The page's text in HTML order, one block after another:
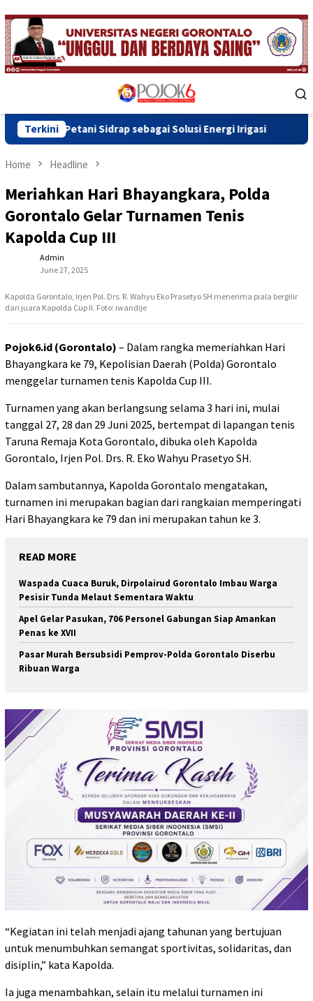
Skip
to
content
Menu
Terkini
Sidrap sebagai Solusi Energi Irigasi Wawali Indra
Home Headline
Meriahkan Hari Bhayangkara, Polda
Gorontalo Gelar Turnamen Tenis
Kapolda Cup III
Admin
June 27, 2025
Kapolda Gorontalo, Irjen Pol. Drs. R. Wahyu Eko Prasetyo SH menerima piala bergilir
dari juara Kapolda Cup II. Foto: iwandije
Pojok6.id (Gorontalo) – Dalam rangka memeriahkan Hari
Bhayangkara ke 79, Kepolisian Daerah (Polda) Gorontalo
menggelar turnamen tenis Kapolda Cup III.
Turnamen yang akan berlangsung selama 3 hari ini, mulai
tanggal 27, 28 dan 29 Juni 2025, bertempat di lapangan tenis
Taruna Remaja Kota Gorontalo, dibuka oleh Kapolda
Gorontalo, Irjen Pol. Drs. R. Eko Wahyu Prasetyo SH.
Dalam sambutannya, Kapolda Gorontalo mengatakan,
turnamen ini merupakan bagian dari rangkaian memperingati
Hari Bhayangkara ke 79 dan ini merupakan tahun ke 3.
READ MORE
Waspada Cuaca Buruk, Dirpolairud Gorontalo Imbau Warga
Pesisir Tunda Melaut Sementara Waktu
Apel Gelar Pasukan, 706 Personel Gabungan Siap Amankan
Penas ke XVII
Pasar Murah Bersubsidi Pemprov-Polda Gorontalo Diserbu
Ribuan Warga
“Kegiatan ini telah menjadi ajang tahunan yang bertujuan
untuk menumbuhkan semangat sportivitas, solidaritas, dan
disiplin,” kata Kapolda.
Ia juga menambahkan, selain itu melalui turnamen ini